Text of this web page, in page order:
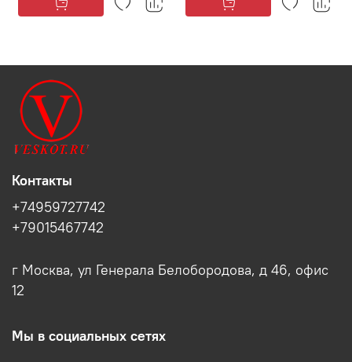
Контакты
+74959727742
+79015467742
г Москва, ул Генерала Белобородова, д 46, офис
12
Мы в социальных сетях